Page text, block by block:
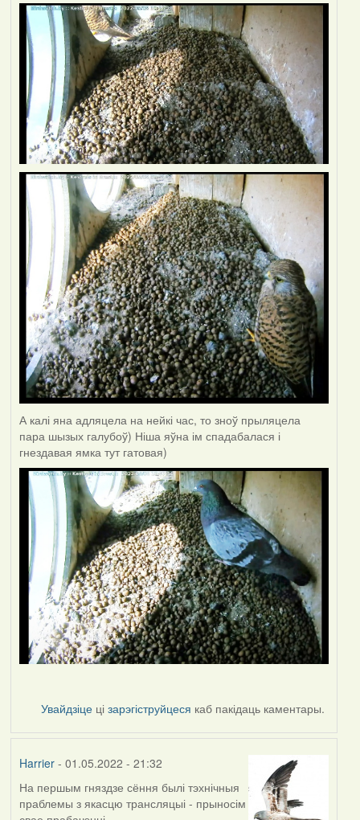
А калі яна адляцела на нейкі час, то зноў прыляцела
пара шызых галубоў) Ніша яўна ім спадабалася і
гнездавая ямка тут гатовая)
Увайдзіце цізарэгіструйцеся каб пакідаць каментары.
Harrier- 01.05.2022 - 21:32
На першым гняздзе сёння былі тэхнічныя
праблемы з якасцю трансляцыі - прыносім